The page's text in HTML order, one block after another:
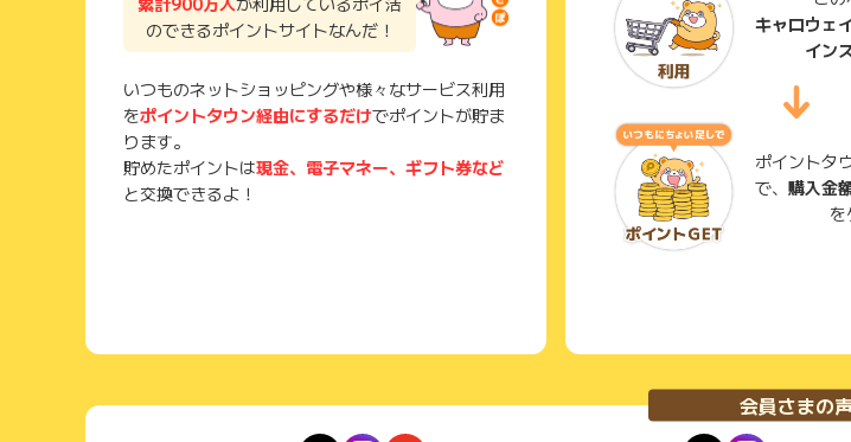
のできるポイントサイトなんだ！
いつものネットショッピングや様々なサービス利用
をポイントタウン経由にするだけでポイントが貯ま
ります。
貯めたポイントは現金、電子マネー、ギフト券など
と交換できるよ！
キャロウェ
イン
ポイントタ
で、 購入金
を
会員さまの